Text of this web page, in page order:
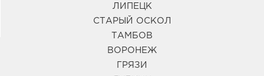
ЛИПЕЦК
СТАРЫЙ ОСКОЛ
ТАМБОВ
ВОРОНЕЖ
ГРЯЗИ